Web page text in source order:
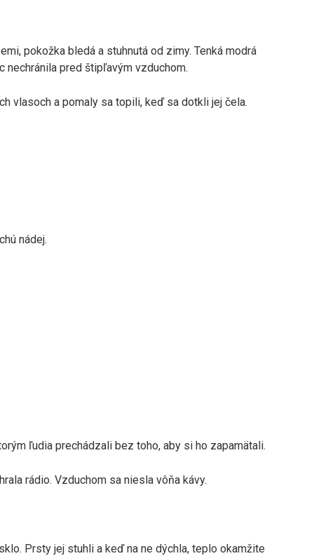
pokožka bledá a stuhnutá od zimy. Tenká modrá
nechránila pred štipľavým vzduchom.
vlasoch a pomaly sa topili, keď sa dotkli jej čela.
nádej.
ľudia prechádzali bez toho, aby si ho zapamätali.
rádio. Vzduchom sa niesla vôňa kávy.
Prsty jej stuhli a keď na ne dýchla, teplo okamžite